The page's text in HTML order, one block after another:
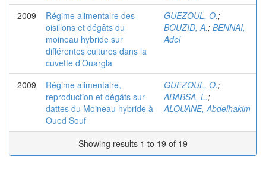
2009
Régime alimentaire des
oisillons et dégâts du
moineau hybride sur
différentes cultures dans la
cuvette d’Ouargla
GUEZOUL, O.;
BOUZID, A.; BENNAI,
Adel
2009
Régime alimentaire,
reproduction et dégâts sur
dattes du Moineau hybride à
Oued Souf
GUEZOUL, O.;
ABABSA, L.;
ALOUANE, Abdelhakim
Showing results 1 to 19 of 19